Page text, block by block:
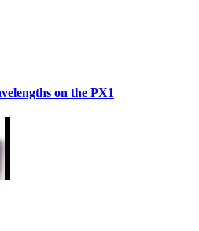
on the PX1